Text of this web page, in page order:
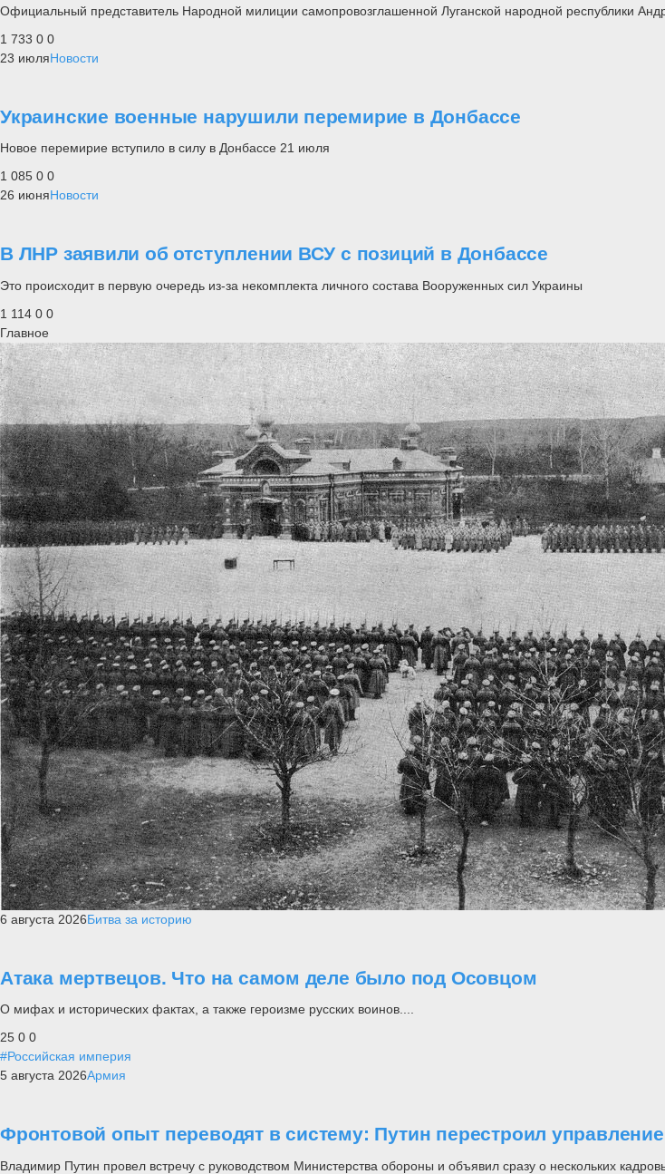
Официальный представитель Народной милиции самопровозглашенной Луганской народной республики
1 733 0 0
23 июляНовости
Украинские военные нарушили перемирие в Донбассе
Новое перемирие вступило в силу в Донбассе 21 июля
1 085 0 0
26 июняНовости
В ЛНР заявили об отступлении ВСУ с позиций в Донбассе
Это происходит в первую очередь из-за некомплекта личного состава Вооруженных сил Украины
1 114 0 0
Главное
6 августа 2026Битва за историю
Атака мертвецов. Что на самом деле было под Осовцом
О мифах и исторических фактах, а также героизме русских воинов....
25 0 0
#Российская империя
5 августа 2026Армия
Фронтовой опыт переводят в систему: Путин перестроил
Владимир Путин провел встречу с руководством Министерства обороны и объявил сразу о нескольких